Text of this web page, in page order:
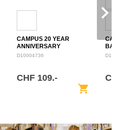
CAMPUS 20 YEAR
ANNIVERSARY
BACKPACK 28L
D10004736
CHF 109.-
shopping_cart
navigate_next